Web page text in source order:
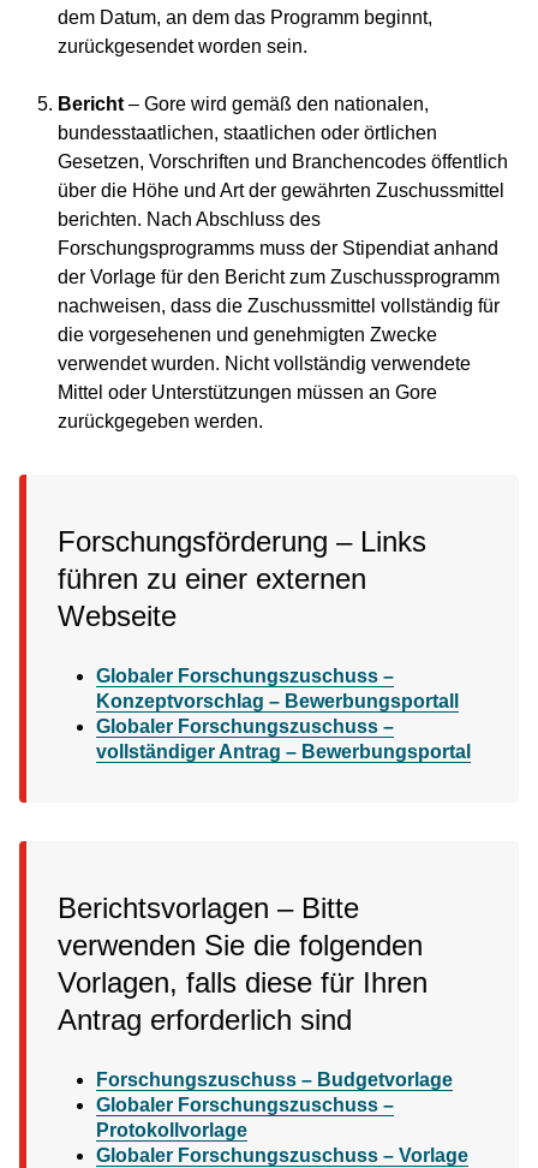
dem Datum, an dem das Programm beginnt,
zurückgesendet worden sein.
Bericht – Gore wird gemäß den nationalen,
bundesstaatlichen, staatlichen oder örtlichen
Gesetzen, Vorschriften und Branchencodes öffentlich
über die Höhe und Art der gewährten Zuschussmittel
berichten. Nach Abschluss des
Forschungsprogramms muss der Stipendiat anhand
der Vorlage für den Bericht zum Zuschussprogramm
nachweisen, dass die Zuschussmittel vollständig für
die vorgesehenen und genehmigten Zwecke
verwendet wurden. Nicht vollständig verwendete
Mittel oder Unterstützungen müssen an Gore
zurückgegeben werden.
Forschungsförderung – Links
führen zu einer externen
Webseite
Globaler Forschungszuschuss –
Konzeptvorschlag – Bewerbungsportall
Globaler Forschungszuschuss –
vollständiger Antrag – Bewerbungsportal
Berichtsvorlagen – Bitte
verwenden Sie die folgenden
Vorlagen, falls diese für Ihren
Antrag erforderlich sind
Forschungszuschuss – Budgetvorlage
Globaler Forschungszuschuss –
Protokollvorlage
Globaler Forschungszuschuss – Vorlage